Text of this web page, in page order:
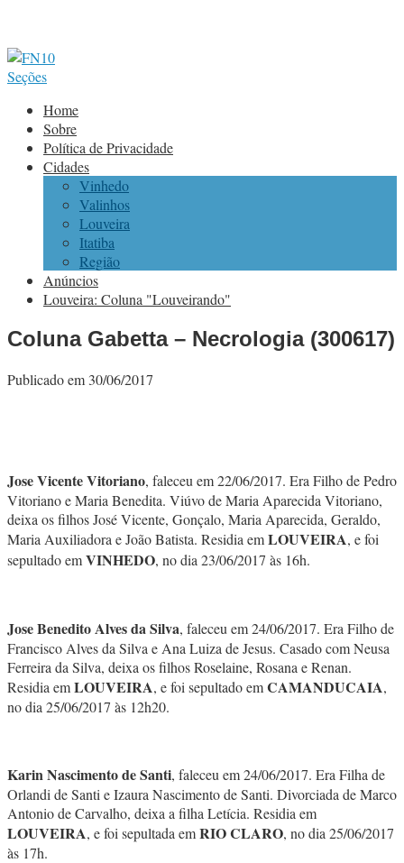
Seções
Home
Sobre
Política de Privacidade
Cidades
Vinhedo
Valinhos
Louveira
Itatiba
Região
Anúncios
Louveira: Coluna "Louveirando"
Coluna Gabetta – Necrologia (300617)
Publicado em 30/06/2017
Jose Vicente Vitoriano, faleceu em 22/06/2017. Era Filho de Pedro
Vitoriano e Maria Benedita. Viúvo de Maria Aparecida Vitoriano,
deixa os filhos José Vicente, Gonçalo, Maria Aparecida, Geraldo,
Maria Auxiliadora e João Batista. Residia emLOUVEIRA, e foi
sepultado emVINHEDO, no dia 23/06/2017 às 16h.
Jose Benedito Alves da Silva, faleceu em 24/06/2017. Era Filho de
Francisco Alves da Silva e Ana Luiza de Jesus. Casado com Neusa
Ferreira da Silva, deixa os filhos Roselaine, Rosana e Renan.
Residia emLOUVEIRA, e foi sepultado emCAMANDUCAIA,
no dia 25/06/2017 às 12h20.
Karin Nascimento de Santi, faleceu em 24/06/2017. Era Filha de
Orlandi de Santi e Izaura Nascimento de Santi. Divorciada de Marco
Antonio de Carvalho, deixa a filha Letícia. Residia em
LOUVEIRA, e foi sepultada emRIO CLARO, no dia 25/06/2017
às 17h.